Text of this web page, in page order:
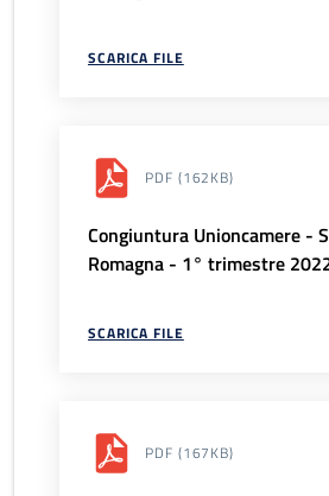
SCARICA FILE
PDF (162KB)
Congiuntura Unioncamere -
Romagna - 1° trimestre
SCARICA FILE
PDF (167KB)